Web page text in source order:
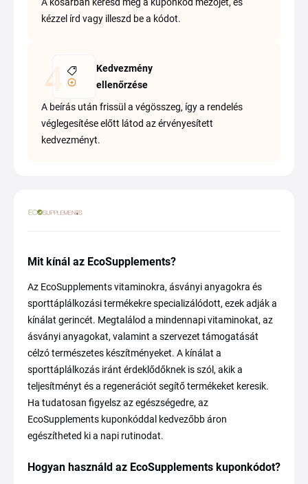
kézzel írd vagy illeszd be a kódot.
Kedvezmény
ellenőrzése
A beírás után frissül a végösszeg, így a rendelés
véglegesítése előtt látod az érvényesített
kedvezményt.
Mit kínál az EcoSupplements?
Az EcoSupplements vitaminokra, ásványi anyagokra és
sporttáplálkozási termékekre specializálódott, ezek adják a
kínálat gerincét. Megtalálod a mindennapi vitaminokat, az
ásványi anyagokat, valamint a szervezet támogatását
célzó természetes készítményeket. A kínálat a
sporttáplálkozás iránt érdeklődőknek is szól, akik a
teljesítményt és a regenerációt segítő termékeket keresik.
Ha tudatosan figyelsz az egészségedre, az
EcoSupplements kuponkóddal kedvezőbb áron
egészítheted ki a napi rutinodat.
Hogyan használd az EcoSupplements kuponkódot?